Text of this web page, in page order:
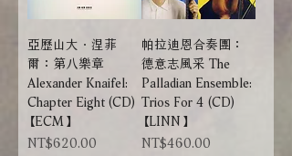
亞歷山大．涅菲
爾：第八樂章
Alexander Knaifel:
Chapter Eight (CD)
【ECM】
Price
NT$620.00
帕拉迪恩合奏團：
德意志風采 The
Palladian Ensemble:
Trios For 4 (CD)
【LINN】
Price
NT$460.00